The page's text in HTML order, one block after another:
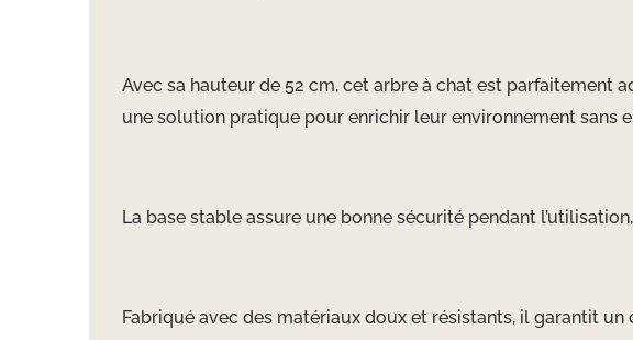
Avec sa hauteur de 52 cm, cet arbre à chat est parfaitement
une solution pratique pour enrichir leur environnement sans
La base stable assure une bonne sécurité pendant
Fabriqué avec des matériaux doux et résistants, il garantit